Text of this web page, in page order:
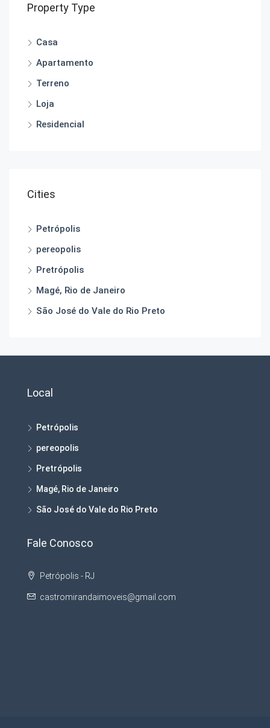
Property Type
Casa
Apartamento
Terreno
Loja
Residencial
Cities
Petrópolis
pereopolis
Pretrópolis
Magé, Rio de Janeiro
São José do Vale do Rio Preto
Local
Petrópolis
pereopolis
Pretrópolis
Magé, Rio de Janeiro
São José do Vale do Rio Preto
Fale Conosco
Petrópolis - RJ
castromirandaimoveis@gmail.com